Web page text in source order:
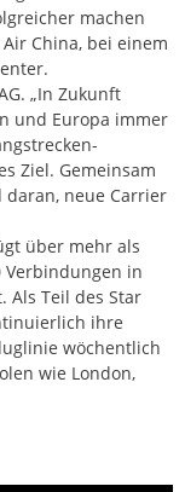
machen
China, bei einem
„In Zukunft
und Europa immer
Ziel. Gemeinsam
neue Carrier
über mehr als
Verbindungen in
Als Teil des Star
ihre
wöchentlich
wie London,